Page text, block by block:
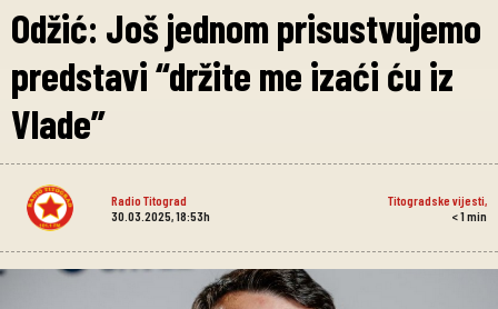
Odžić: Još jednom prisustvujemo
predstavi “držite me izaći ću iz
Vlade”
Radio Titograd Titogradske vijesti
30.03.2025, 18:53h
< 1 min